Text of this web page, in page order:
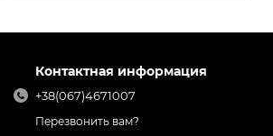
Контактная информация
+38(067)4671007
Перезвонить вам?